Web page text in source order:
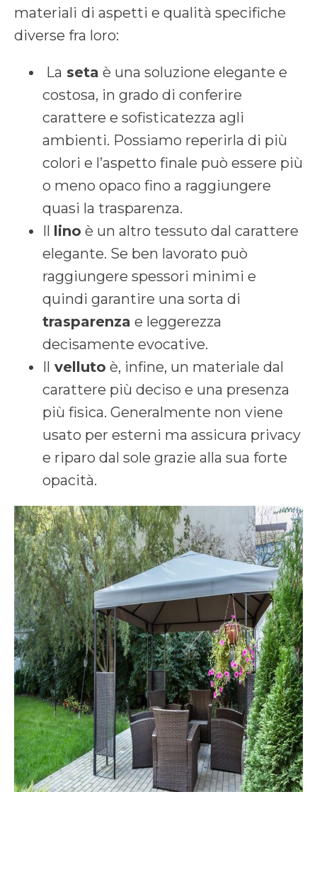
materiali di aspetti e qualità specifiche
diverse fra loro:
La seta è una soluzione elegante e
costosa, in grado di conferire
carattere e sofisticatezza agli
ambienti. Possiamo reperirla di più
colori e l’aspetto finale può essere più
o meno opaco fino a raggiungere
quasi la trasparenza.
Il lino è un altro tessuto dal carattere
elegante. Se ben lavorato può
raggiungere spessori minimi e
quindi garantire una sorta di
trasparenza e leggerezza
decisamente evocative.
Il velluto è, infine, un materiale dal
carattere più deciso e una presenza
più fisica. Generalmente non viene
usato per esterni ma assicura privacy
e riparo dal sole grazie alla sua forte
opacità.